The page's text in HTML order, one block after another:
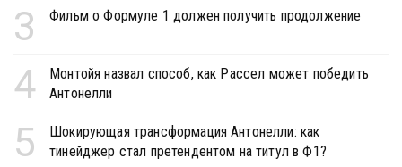
3 Фильм о Формуле 1 должен получить продолжение
4
Монтойя назвал способ, как Рассел может победить
Антонелли
5
Шокирующая трансформация Антонелли: как
тинейджер стал претендентом на титул в Ф1?